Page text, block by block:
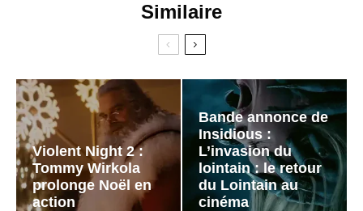
Similaire
Violent Night 2 :
Tommy Wirkola
prolonge Noël en
action
Bande annonce de
Insidious :
L’invasion du
lointain : le retour
du Lointain au
cinéma